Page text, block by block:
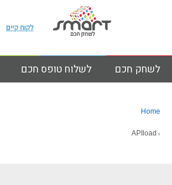
לקוח קיים
לשלוח טופס חכם לשחק חכם
Home
›
APIload